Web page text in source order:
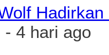
- 4 hari ago